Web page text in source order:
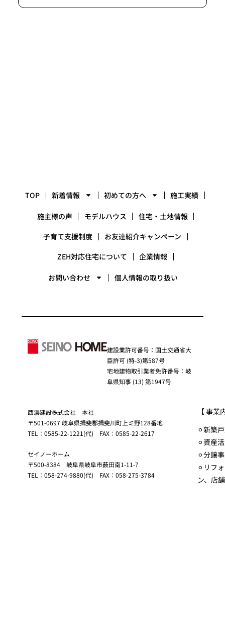
TOP 新着情報 初めての方へ 施工実績
施主様の声 モデルハウス
住宅・土地情報
子育て支援制度
お友達紹介キャンペーン
ZEH対応住宅について
企業情報
お問い合わせ 個人情報の取り扱い
建設業許可番号：国土交通省大
臣許可 (特-3)第587号
宅地建物取引業者免許番号：岐
阜県知事 (13) 第1947号
西濃建設株式会社 本社
〒501-0697 岐阜県揖斐郡揖斐川町上ミ野128番地
TEL：0585-22-1221(代) FAX：0585-22-2617
セイノーホーム
〒500-8384 岐阜県岐阜市薮田南1-11-7
TEL：058-274-9880(代) FAX：058-275-3784
【 事業
⚪︎新築
⚪︎資産
⚪︎分譲
⚪︎リフ
ン、店